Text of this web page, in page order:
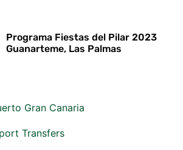
Programa Fiestas del Pilar 2023
Guanarteme, Las Palmas
Gran Canaria
Transfers